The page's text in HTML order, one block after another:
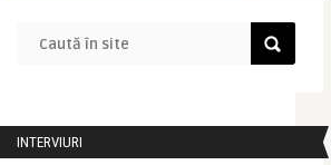
INTERVIURI